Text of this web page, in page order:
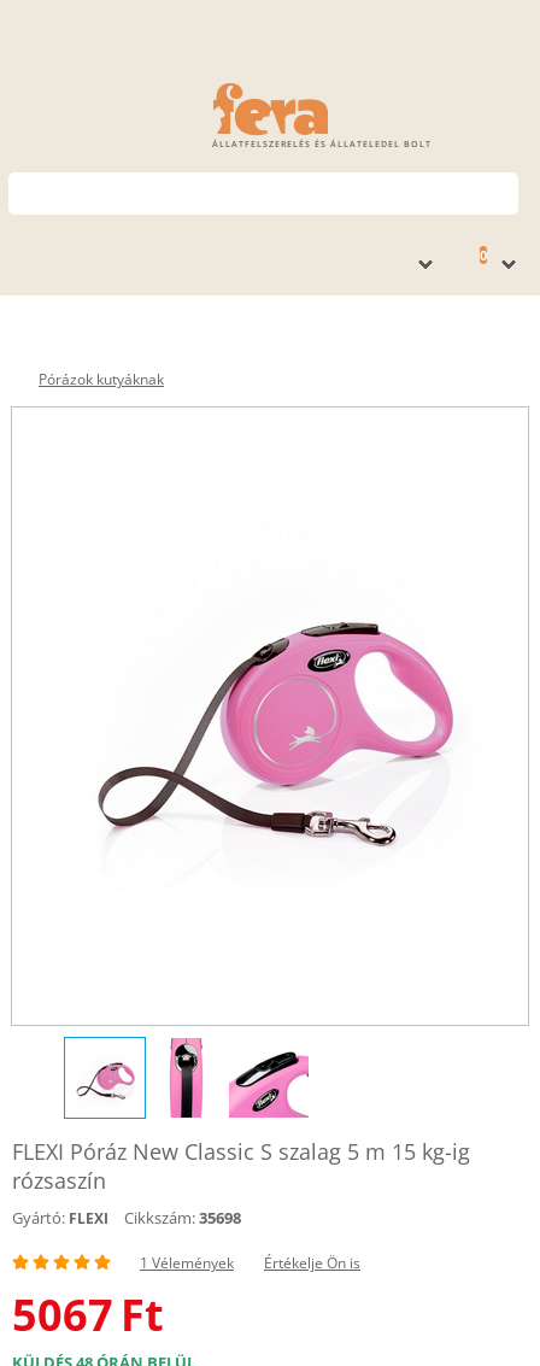
ÁLLATFELSZERELÉS ÉS ÁLLATELEDEL BOLT
0
Pórázok kutyáknak
FLEXI Póráz New Classic S szalag 5 m 15 kg-ig
rózsaszín
Gyártó: FLEXI Cikkszám:35698
1 Vélemények Értékelje Ön is
5067 Ft